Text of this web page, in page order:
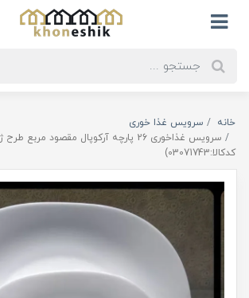
خانه
سرویس غذا خوری
سرویس غذاخوری 26 پارچه آرکوپال مقصود
کدکالا:03071743)